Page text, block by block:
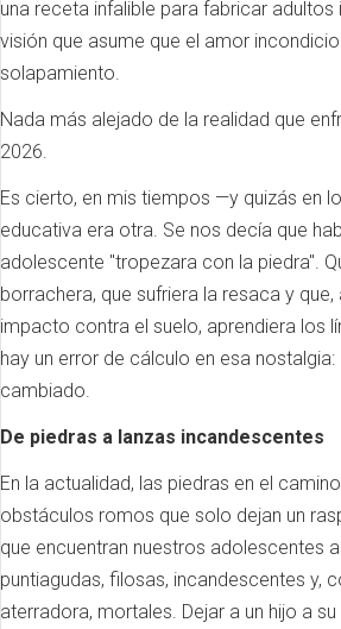
una receta infalible para fabricar adultos
visión que asume que el amor
solapamiento.
Nada más alejado de la realidad que
2026.
Es cierto, en mis tiempos —y quizás en
educativa era otra. Se nos decía que
adolescente "tropezara con la piedra".
borrachera, que sufriera la resaca y
impacto contra el suelo, aprendiera los
hay un error de cálculo en esa nostalgia:
cambiado.
De piedras a lanzas incandescentes
En la actualidad, las piedras en el
obstáculos romos que solo dejan un
que encuentran nuestros adolescentes
puntiagudas, filosas, incandescentes y,
aterradora, mortales. Dejar a un hijo a